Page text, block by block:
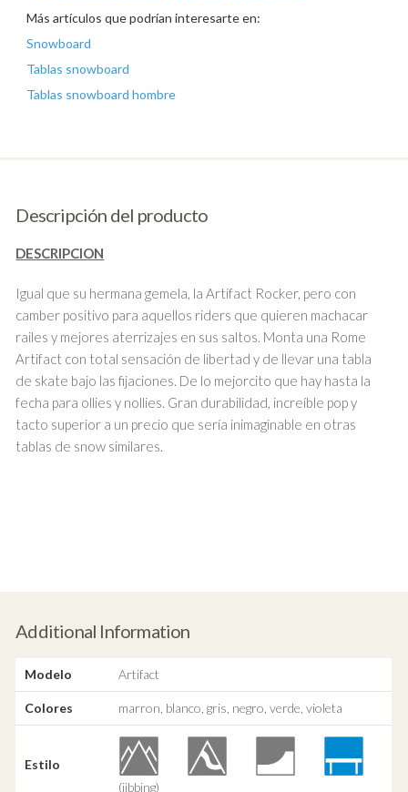
Más artículos que podrían interesarte en:
Snowboard
Tablas snowboard
Tablas snowboard hombre
Descripción del producto
DESCRIPCION
Igual que su hermana gemela, la Artifact Rocker, pero con
camber positivo para aquellos riders que quieren machacar
railes y mejores aterrizajes en sus saltos. Monta una Rome
Artifact con total sensación de libertad y de llevar una tabla
de skate bajo las fijaciones. De lo mejorcito que hay hasta la
fecha para ollies y nollies. Gran durabilidad, increíble pop y
tacto superior a un precio que sería inimaginable en otras
tablas de snow similares.
Additional Information
Modelo Artifact
Colores marron, blanco, gris, negro, verde, violeta
Estilo
(jibbing)